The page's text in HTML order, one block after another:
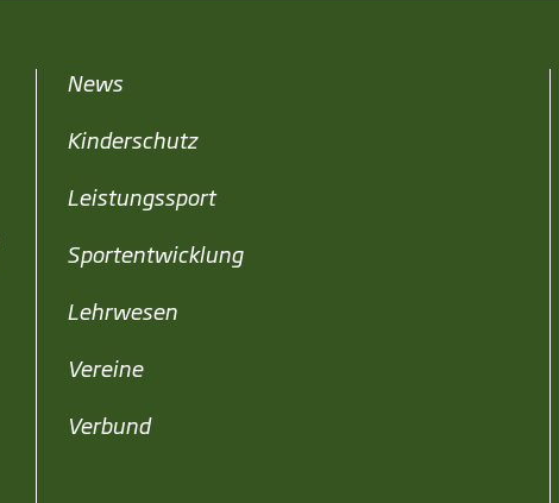
News
Kinderschutz
Leistungssport
Sportentwicklung
Lehrwesen
Vereine
Verbund